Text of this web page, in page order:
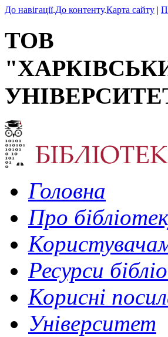
До навігації.До контенту.Карта сайту |
ТОВ
Головна
Про
Ресурси
Корисні
Університет